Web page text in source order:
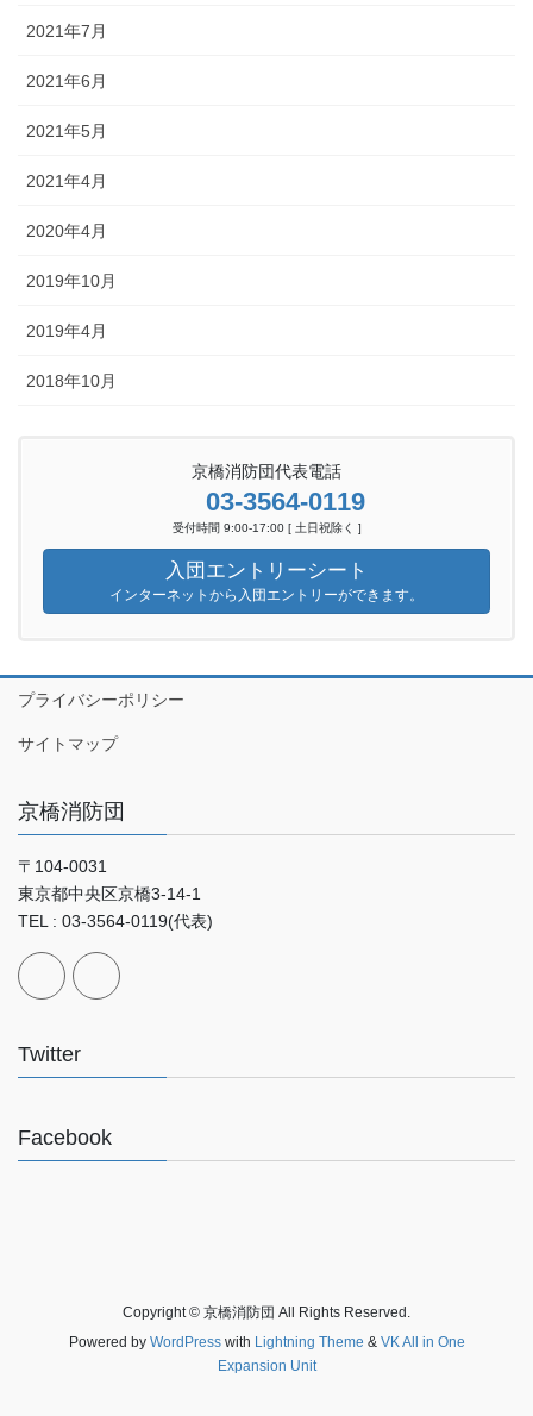
2021年7月
2021年6月
2021年5月
2021年4月
2020年4月
2019年10月
2019年4月
2018年10月
京橋消防団代表電話
03-3564-0119
受付時間 9:00-17:00 [ 土日祝除く ]
入団エントリーシート
インターネットから入団エントリーができます。
プライバシーポリシー
サイトマップ
京橋消防団
〒104-0031
東京都中央区京橋3-14-1
TEL : 03-3564-0119(代表)
Twitter
Facebook
Copyright © 京橋消防団 All Rights Reserved.
Powered by WordPresswith Lightning Theme & VK All in One
Expansion Unit